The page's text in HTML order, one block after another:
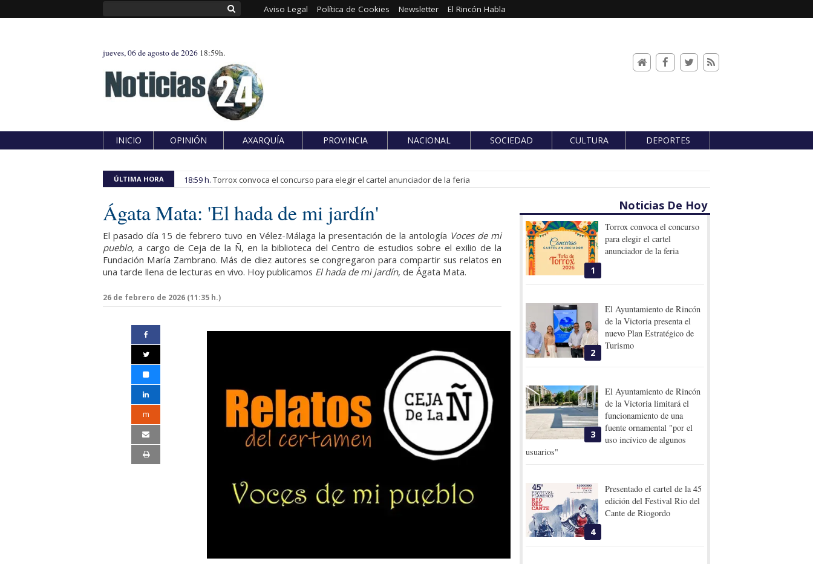
Aviso Legal Política de Cookies Newsletter El Rincón Habla
jueves, 06 de agosto de 2026 18:59h.
INICIO OPINIÓN AXARQUÍA PROVINCIA NACIONAL SOCIEDAD CULTURA DEPORTES
ÚLTIMA HORA 18:59 h. Torrox convoca el concurso para elegir el cartel anunciador de la feria
Ágata Mata: 'El hada de mi jardín'
El pasado día 15 de febrero tuvo en Vélez-Málaga la presentación de la antología Voces de mi
pueblo, a cargo de Ceja de la Ñ, en la biblioteca del Centro de estudios sobre el exilio de la
Fundación María Zambrano. Más de diez autores se congregaron para compartir sus relatos en
una tarde llena de lecturas en vivo. Hoy publicamos El hada de mi jardín, de Ágata Mata.
26 de febrero de 2026 (11:35 h.)
m
Noticias De Hoy
1
Torrox convoca el concurso
para elegir el cartel
anunciador de la feria
2
El Ayuntamiento de Rincón
de la Victoria presenta el
nuevo Plan Estratégico de
Turismo
3
El Ayuntamiento de Rincón
de la Victoria limitará el
funcionamiento de una
fuente ornamental "por el
uso incívico de algunos
usuarios"
4
Presentado el cartel de la 45
edición del Festival Rio del
Cante de Riogordo